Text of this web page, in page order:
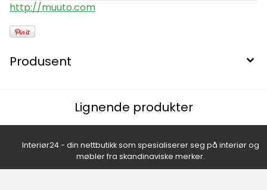
http://muuto.com
Produsent
Lignende produkter
Interiør24 - din nettbutikk som spesialiserer seg på interiør og
møbler fra skandinaviske merker.